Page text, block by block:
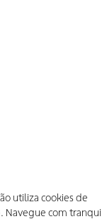
utiliza cookies de
Navegue com